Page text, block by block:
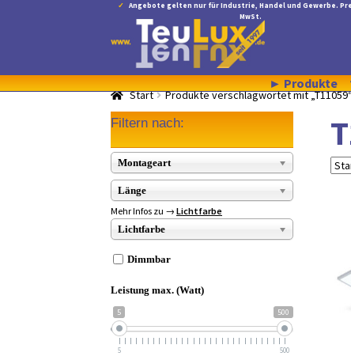
Angebote gelten nur für Industrie, Handel und Gewerbe.
MwSt.
Navigation
springen
Inhalt
springen
► Produkte
Start Produkte verschlagwortet mit
Filtern nach:
Montageart
Länge
Mehr Infos zu →Lichtfarbe
Lichtfarbe
Dimmbar
Leistung max. (Watt)
5 500
5 500